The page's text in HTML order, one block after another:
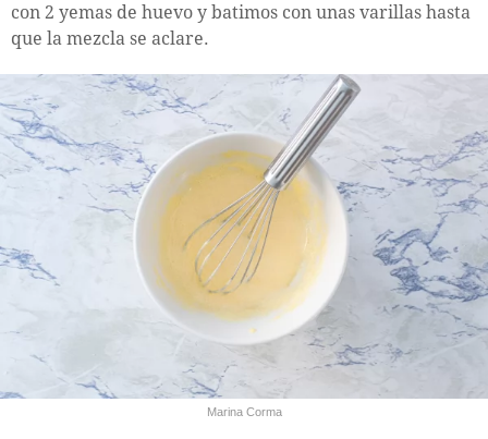
con 2 yemas de huevo y batimos con unas varillas hasta
que la mezcla se aclare.
Marina Corma